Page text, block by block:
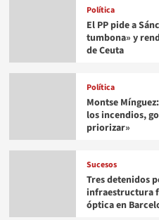
Política
El PP pide a
tumbona» y
de Ceuta
Política
Montse
los incendios,
priorizar»
Sucesos
Tres detenidos
infraestructura
óptica en